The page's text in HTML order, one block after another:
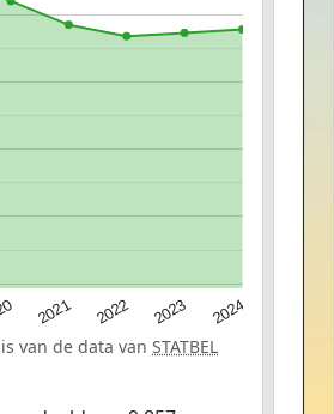
2021 2022 2023 2024
van de data van STATBEL